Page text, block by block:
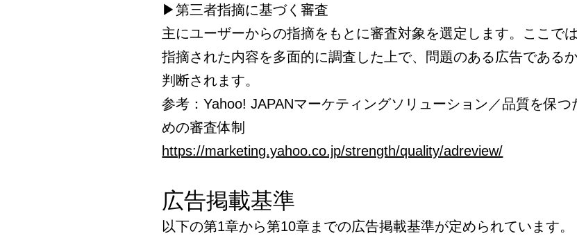
▶第三者指摘に基づく審査
主にユーザーからの指摘をもとに審査対象を選定します。ここでは
指摘された内容を多面的に調査した上で、問題のある広告である
判断されます。
参考：Yahoo! JAPANマーケティングソリューション／品質を保つ
めの審査体制
https://marketing.yahoo.co.jp/strength/quality/adreview/
広告掲載基準
以下の第1章から第10章までの広告掲載基準が定められています。